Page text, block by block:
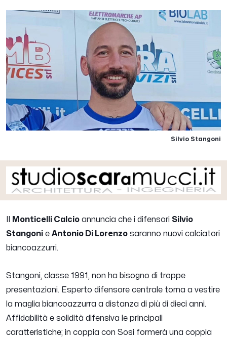
Silvio Stangoni
Monticelli Calcio annuncia che i difensori Silvio
Stangoni e Antonio Di Lorenzo saranno nuovi calciatori
biancoazzurri.
Stangoni, classe 1991, non ha bisogno di troppe
presentazioni. Esperto difensore centrale torna a vestire
la maglia biancoazzurra a distanza di più di dieci anni.
Affidabilità e solidità difensiva le principali
caratteristiche; in coppia con Sosi formerà una coppia